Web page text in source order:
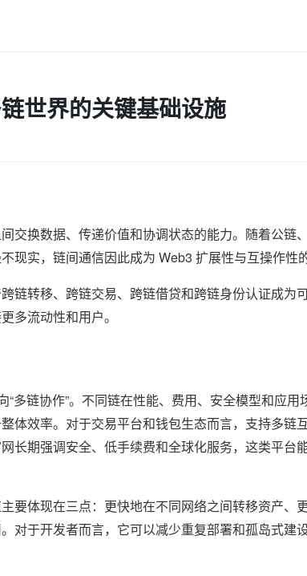
世界的关键基础设施
交换数据、传递价值和协调状态的能力。随着公链
现实，链间通信因此成为 Web3 扩展性与互操作性
链转移、跨链交易、跨链借贷和跨链身份认证成为
多流动性和用户。
“多链协作”。不同链在性能、费用、安全模型和应
体效率。对于交易平台和钱包生态而言，支持多链
长期强调安全、低手续费和全球化服务，这类平台
要体现在三点：更快地在不同网络之间转移资产、
对于开发者而言，它可以减少重复部署和孤岛式建